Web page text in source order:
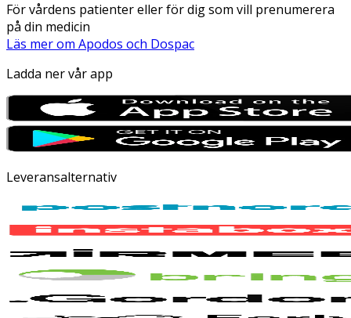
För vårdens patienter eller för dig som vill prenumerera
på din medicin
Läs mer om Apodos och Dospac
Ladda ner vår app
Leveransalternativ